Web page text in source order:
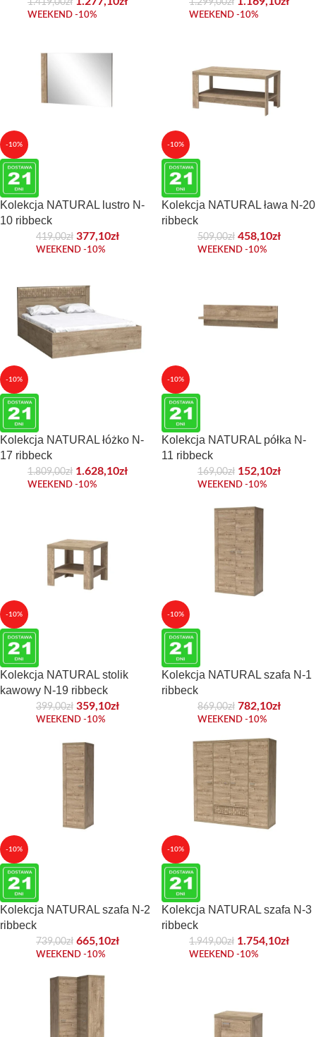
WEEKEND -10% WEEKEND -10%
-10%
Kolekcja NATURAL lustro N-
10 ribbeck
419,00zł 377,10zł
WEEKEND -10%
-10%
Kolekcja NATURAL ława N-20
ribbeck
509,00zł 458,10zł
WEEKEND -10%
-10%
Kolekcja NATURAL łóżko N-
17 ribbeck
1.809,00zł 1.628,10zł
WEEKEND -10%
-10%
Kolekcja NATURAL półka N-
11 ribbeck
169,00zł 152,10zł
WEEKEND -10%
-10%
Kolekcja NATURAL stolik
kawowy N-19 ribbeck
399,00zł 359,10zł
WEEKEND -10%
-10%
Kolekcja NATURAL szafa N-1
ribbeck
869,00zł 782,10zł
WEEKEND -10%
-10%
Kolekcja NATURAL szafa N-2
ribbeck
739,00zł 665,10zł
WEEKEND -10%
-10%
Kolekcja NATURAL szafa N-3
ribbeck
1.949,00zł 1.754,10zł
WEEKEND -10%